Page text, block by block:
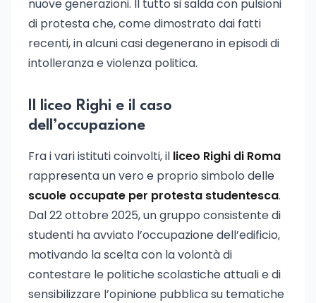
nuove generazioni. Il tutto si salda con pulsioni
di protesta che, come dimostrato dai fatti
recenti, in alcuni casi degenerano in episodi di
intolleranza e violenza politica.
Il liceo Righi e il caso
dell’occupazione
Fra i vari istituti coinvolti, il liceo Righi di Roma
rappresenta un vero e proprio simbolo delle
scuole occupate per protesta studentesca.
Dal 22 ottobre 2025, un gruppo consistente di
studenti ha avviato l’occupazione dell’edificio,
motivando la scelta con la volontà di
contestare le politiche scolastiche attuali e di
sensibilizzare l’opinione pubblica su tematiche